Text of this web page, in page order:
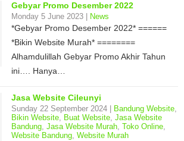
Gebyar Promo Desember 2022
Monday 5 June 2023 | News
*Gebyar Promo Desember 2022* ======
*Bikin Website Murah* ========
Alhamdulillah Gebyar Promo Akhir Tahun
ini…. Hanya…
Jasa Website Cileunyi
Sunday 22 September 2024 | Bandung Website,
Bikin Website, Buat Website, Jasa Website
Bandung, Jasa Website Murah, Toko Online,
Website Bandung, Website Murah